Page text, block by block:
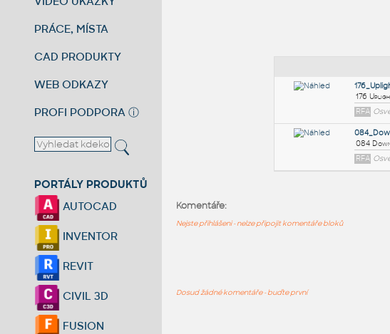
PRÁCE, MÍSTA
CAD PRODUKTY
WEB ODKAZY
PROFI PODPORA ⓘ
PORTÁLY PRODUKTŮ
AUTOCAD
INVENTOR
REVIT
CIVIL 3D
FUSION
Komentáře:
Nejste přihlášeni - nelze připojit komentáře bloků
Dosud žádné komentáře - buďte první